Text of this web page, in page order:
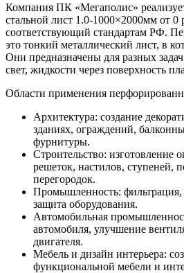
Компания ПК «Мегаполис»
стальной лист 1.0-1000×2000мм от 0
соответствующий стандартам РФ.
это тонкий металлический лист, в
Они предназначены для разных
свет, жидкости через поверхность
Области применения
Архитектура: создание
зданиях, ограждений,
фурнитуры.
Строительство: изготовление
решеток, настилов, ступеней,
перегородок.
Промышленность: фильтрация,
защита оборудования.
Автомобильная
автомобиля, улучшение
двигателя.
Мебель и дизайн интерьера:
функциональной мебели и